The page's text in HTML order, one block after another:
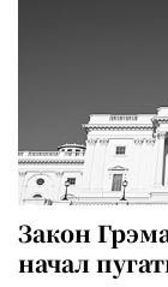
Закон
начал